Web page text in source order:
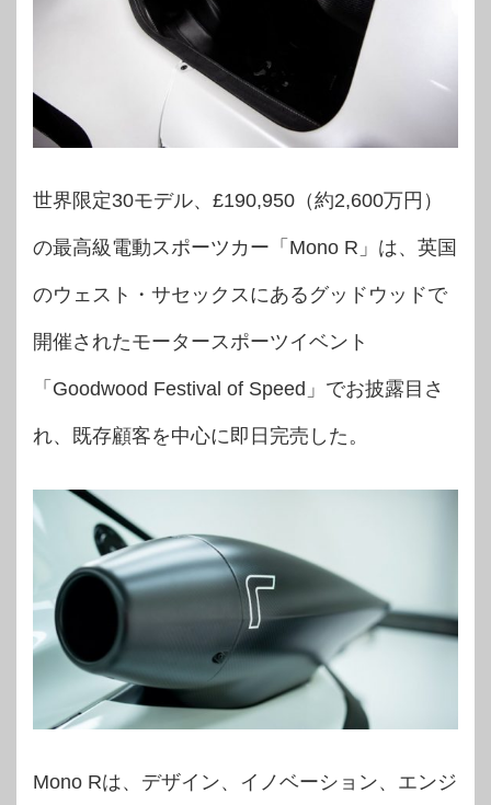
世界限定30モデル、£190,950（約2,600万円）
の最高級電動スポーツカー「Mono R」は、英国
のウェスト・サセックスにあるグッドウッドで
開催されたモータースポーツイベント
「Goodwood Festival of Speed」でお披露目さ
れ、既存顧客を中心に即日完売した。
Mono Rは、デザイン、イノベーション、エンジ